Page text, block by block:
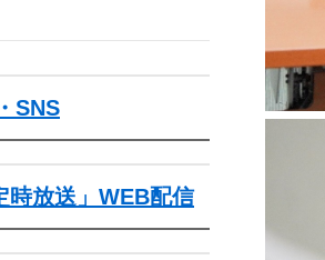
SNS
時放送」WEB配信